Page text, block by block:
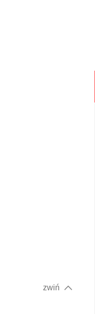
zwiń